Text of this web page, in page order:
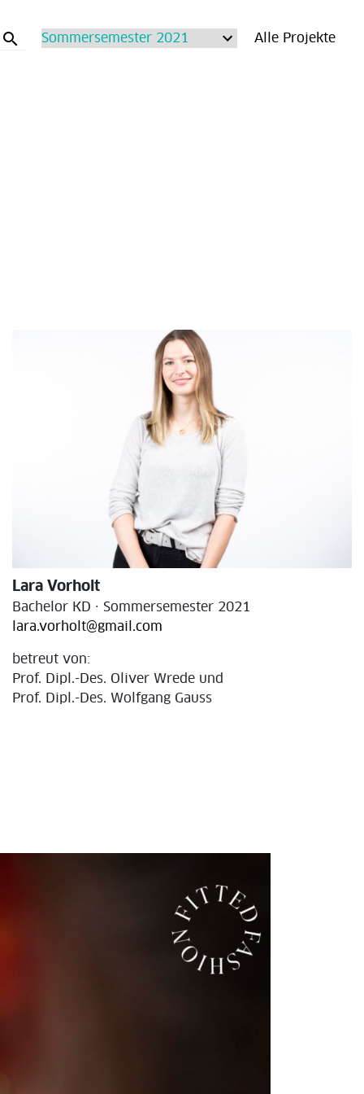
search Alle Projekte
Lara Vorholt
Bachelor KD · Sommersemester 2021
lara.vorholt@gmail.com
betreut von:
Prof. Dipl.-Des. Oliver Wrede und
Prof. Dipl.-Des. Wolfgang Gauss